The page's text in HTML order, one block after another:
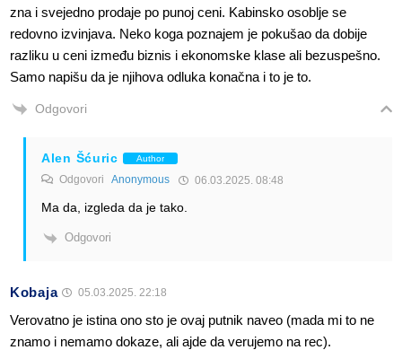
zna i svejedno prodaje po punoj ceni. Kabinsko osoblje se
redovno izvinjava. Neko koga poznajem je pokušao da dobije
razliku u ceni između biznis i ekonomske klase ali bezuspešno.
Samo napišu da je njihova odluka konačna i to je to.
Odgovori
Alen Šćuric Author
Odgovori Anonymous 06.03.2025. 08:48
Ma da, izgleda da je tako.
Odgovori
Kobaja 05.03.2025. 22:18
Verovatno je istina ono sto je ovaj putnik naveo (mada mi to ne
znamo i nemamo dokaze, ali ajde da verujemo na rec).